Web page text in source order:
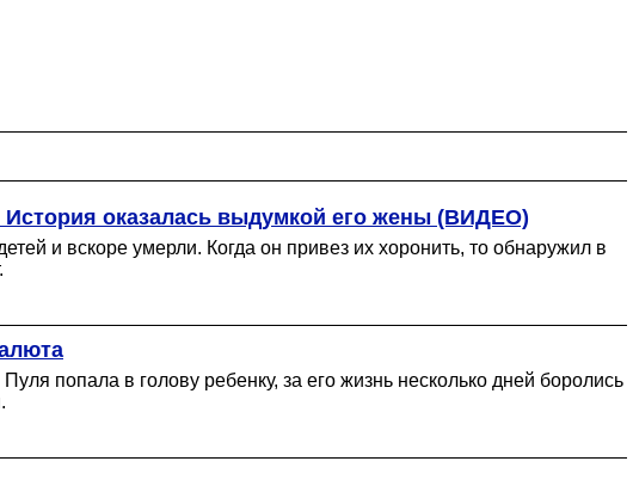
оказалась выдумкой его жены (ВИДЕО)
и вскоре умерли. Когда он привез их хоронить, то обнаружил в
попала в голову ребенку, за его жизнь несколько дней боролись